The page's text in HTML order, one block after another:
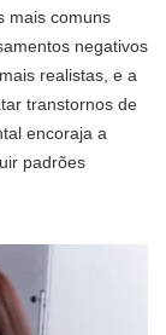
mais comuns
negativos
realistas, e a
transtornos de
encoraja a
padrões